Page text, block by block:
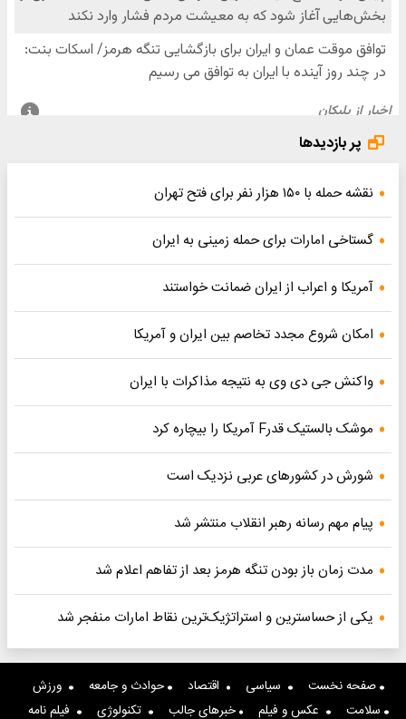
پر بازدیدها
نقشه حمله با ۱۵۰ هزار نفر برای فتح تهران
گستاخی امارات برای حمله زمینی به ایران
آمریکا و اعراب از ایران ضمانت خواستند
امکان شروع مجدد تخاصم‌ بین ایران و آمریکا
واکنش جی دی وی به نتیجه مذاکرات با ایران
موشک بالستیک قدرF آمریکا را بیچاره کرد
شورش در کشورهای عربی نزدیک است
پیام مهم رسانه رهبر انقلاب منتشر شد
مدت زمان باز بودن تنگه هرمز بعد از تفاهم اعلام شد
یکی از حساسترین و استراتژیک‌ترین نقاط امارات منفجر شد
صفحه نخست سیاسی اقتصاد حوادث و جامعه
ورزش
سلامت
عکس و فیلم خبرهای جالب تکنولوژی فیلم نامه